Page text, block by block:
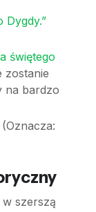
Dygdy.”
świętego
zostanie
na bardzo
(Oznacza:
w szerszą